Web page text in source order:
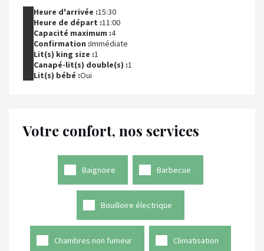
Heure d'arrivée :15:30
Heure de départ :11:00
Capacité maximum :4
Confirmation :Immédiate
Lit(s) king size :1
Canapé-lit(s) double(s) :1
Lit(s) bébé :Oui
Votre confort, nos services
Baignoire Barbecue
Bouilloire électrique
Chambres non fumeur Climatisation